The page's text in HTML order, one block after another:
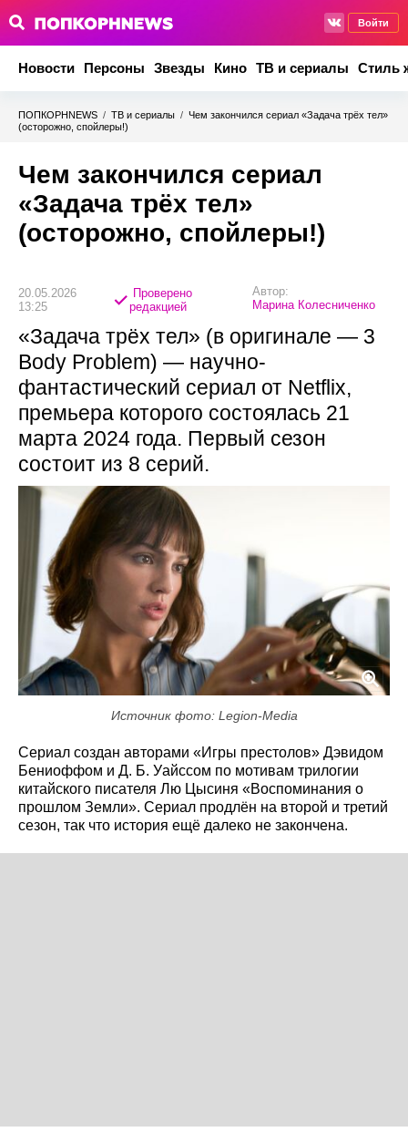
Войти
Новости Персоны Звезды Кино ТВ и сериалы Стиль
ПОПКОРНNEWS / ТВ и сериалы / Чем закончился сериал «Задача трёх тел»
(осторожно, спойлеры!)
Чем закончился сериал
«Задача трёх тел»
(осторожно, спойлеры!)
20.05.2026
13:25
Проверено
редакцией
Автор:
Марина Колесниченко
«Задача трёх тел» (в оригинале — 3
Body Problem) — научно-
фантастический сериал от Netflix,
премьера которого состоялась 21
марта 2024 года. Первый сезон
состоит из 8 серий.
Источник фото: Legion-Media
Сериал создан авторами «Игры престолов» Дэвидом
Бениоффом и Д. Б. Уайссом по мотивам трилогии
китайского писателя Лю Цысиня «Воспоминания о
прошлом Земли». Сериал продлён на второй и третий
сезон, так что история ещё далеко не закончена.